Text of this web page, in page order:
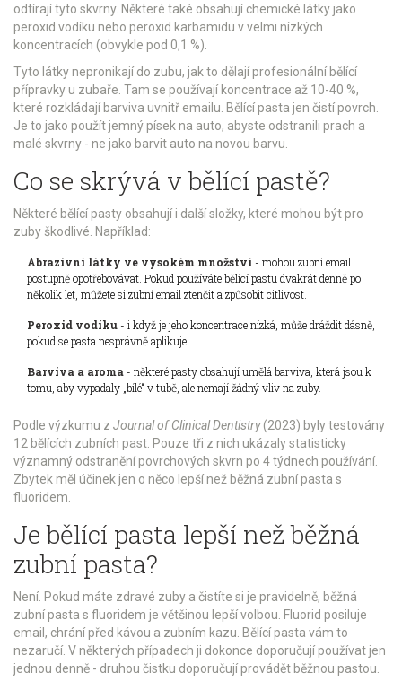
odtírají tyto skvrny. Některé také obsahují chemické látky jako
peroxid vodíku nebo peroxid karbamidu v velmi nízkých
koncentracích (obvykle pod 0,1 %).
Tyto látky nepronikají do zubu, jak to dělají profesionální bělící
přípravky u zubaře. Tam se používají koncentrace až 10-40 %,
které rozkládají barviva uvnitř emailu. Bělící pasta jen čistí povrch.
Je to jako použít jemný písek na auto, abyste odstranili prach a
malé skvrny - ne jako barvit auto na novou barvu.
Co se skrývá v bělící pastě?
Některé bělící pasty obsahují i další složky, které mohou být pro
zuby škodlivé. Například:
Abrazivní látky ve vysokém množství - mohou zubní email
postupně opotřebovávat. Pokud používáte bělící pastu dvakrát denně po
několik let, můžete si zubní email ztenčit a způsobit citlivost.
Peroxid vodíku - i když je jeho koncentrace nízká, může dráždit dásně,
pokud se pasta nesprávně aplikuje.
Barviva a aroma - některé pasty obsahují umělá barviva, která jsou k
tomu, aby vypadaly „bílé“ v tubě, ale nemají žádný vliv na zuby.
Podle výzkumu z Journal of Clinical Dentistry(2023) byly testovány
12 bělících zubních past. Pouze tři z nich ukázaly statisticky
významný odstranění povrchových skvrn po 4 týdnech používání.
Zbytek měl účinek jen o něco lepší než běžná zubní pasta s
fluoridem.
Je bělící pasta lepší než běžná
zubní pasta?
Není. Pokud máte zdravé zuby a čistíte si je pravidelně, běžná
zubní pasta s fluoridem je většinou lepší volbou. Fluorid posiluje
email, chrání před kávou a zubním kazu. Bělící pasta vám to
nezaručí. V některých případech ji dokonce doporučují používat jen
jednou denně - druhou čistku doporučují provádět běžnou pastou.